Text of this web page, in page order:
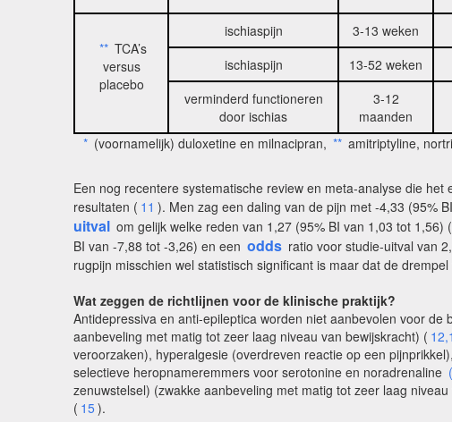
** TCA’s
versus
placebo
ischiaspijn 3-13 weken
ischiaspijn
13-52 weken
verminderd functioneren
door ischias
3-12
maanden
* (voornamelijk) duloxetine en milnacipran, ** amitriptyline,
Een nog recentere systematische review en meta-analyse die
resultaten ( 11 ). Men zag een daling van de pijn met -4,33 (95%
uitval om gelijk welke reden van 1,27 (95% BI van 1,03 tot 1,56)
BI van -7,88 tot -3,26) en een odds ratio voor studie-uitval van
rugpijn misschien wel statistisch significant is maar dat de
Wat zeggen de richtlijnen voor de klinische praktijk?
Antidepressiva en anti-epileptica worden niet aanbevolen voor
aanbeveling met matig tot zeer laag niveau van bewijskracht) (
veroorzaken), hyperalgesie (overdreven reactie op een
selectieve heropnameremmers voor serotonine en noradrenaline
zenuwstelsel) (zwakke aanbeveling met matig tot zeer laag
( 15).